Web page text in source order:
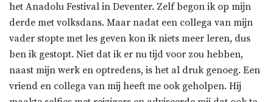
het Anadolu Festival in Deventer. Zelf begon ik op mijn
derde met volksdans. Maar nadat een collega van mijn
vader stopte met les geven kon ik niets meer leren, dus
ben ik gestopt. Niet dat ik er nu tijd voor zou hebben,
naast mijn werk en optredens, is het al druk genoeg. Een
vriend en collega van mij heeft me ook geholpen. Hij